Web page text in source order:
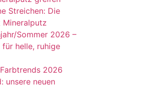
Streichen: Die
Mineralputz
Sommer 2026 –
helle, ruhige
2026
unsere neuen